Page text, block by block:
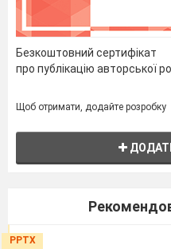
менший, і повинен бути
нижнім овалом, а
Безкоштовний сертифікат
про публікацію авторської
Щоб отримати, додайте розробку
PPTX